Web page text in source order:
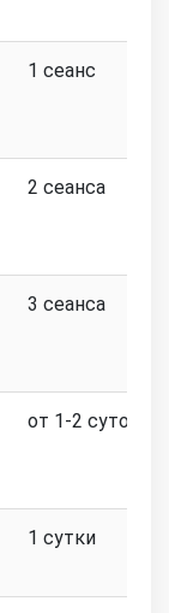
1 сеанс
2 сеанса
3 сеанса
от 1-2 суток
1 сутки